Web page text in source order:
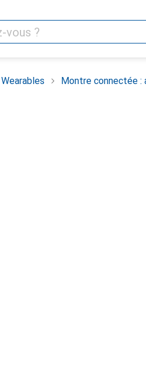
Wearables Montre connectée :